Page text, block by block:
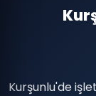
Kurşunlu'de